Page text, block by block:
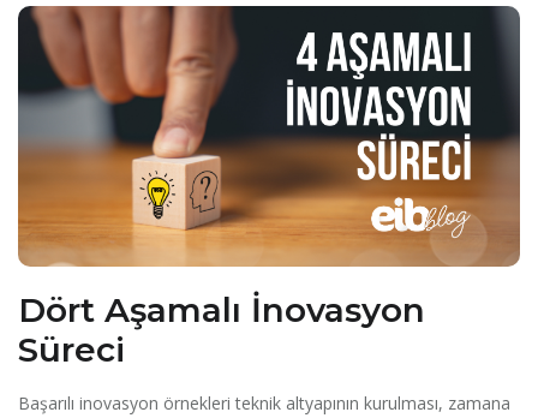
Dört Aşamalı İnovasyon
Süreci
Başarılı inovasyon örnekleri teknik altyapının kurulması, zamana